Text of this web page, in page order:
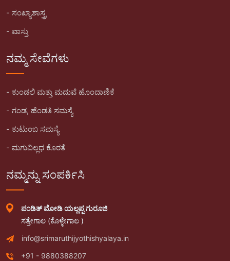
- ಸಂಖ್ಯಾಶಾಸ್ತ್ರ
- ವಾಸ್ತು
ನಮ್ಮ ಸೇವೆಗಳು
- ಕುಂಡಲಿ ಮತ್ತು ಮದುವೆ ಹೊಂದಾಣಿಕೆ
- ಗಂಡ, ಹೆಂಡತಿ ಸಮಸ್ಯೆ
- ಕುಟುಂಬ ಸಮಸ್ಯೆ
- ಮಗುವಿಲ್ಲಧ ಕೊರತೆ
ನಮ್ಮನ್ನು ಸಂಪರ್ಕಿಸಿ
ಪಂಡಿತ್ ಮೋಡಿ ಯಲ್ಲಪ್ಪ ಗುರೂಜಿ
ಸತ್ತೇಗಾಲ (ಕೊಳ್ಳೇಗಾಲ )
info@srimaruthijyothishyalaya.in
+91 - 9880388207